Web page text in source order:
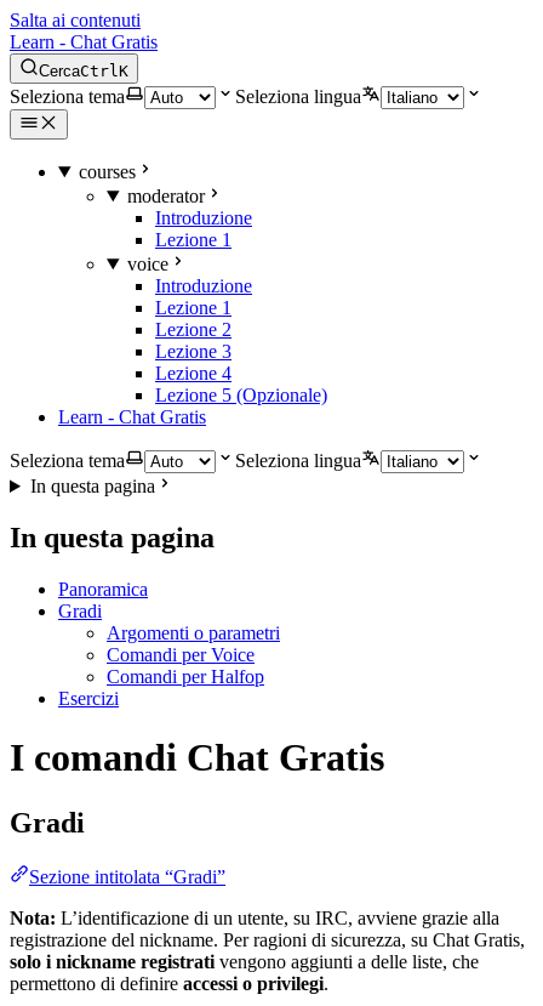
Salta ai contenuti
Learn - Chat Gratis
CercaCtrlK
Seleziona tema Seleziona lingua
courses
moderator
Introduzione
Lezione 1
voice
Introduzione
Lezione 1
Lezione 2
Lezione 3
Lezione 4
Lezione 5 (Opzionale)
Learn - Chat Gratis
Seleziona tema
Seleziona lingua
In questa pagina
In questa pagina
Panoramica
Gradi
Argomenti o parametri
Comandi per Voice
Comandi per Halfop
Esercizi
I comandi Chat Gratis
Gradi
Sezione intitolata “Gradi”
Nota: L’identificazione di un utente, su IRC, avviene grazie alla
registrazione del nickname. Per ragioni di sicurezza, su Chat Gratis,
solo i nickname registrati vengono aggiunti a delle liste, che
permettono di definire accessi o privilegi.